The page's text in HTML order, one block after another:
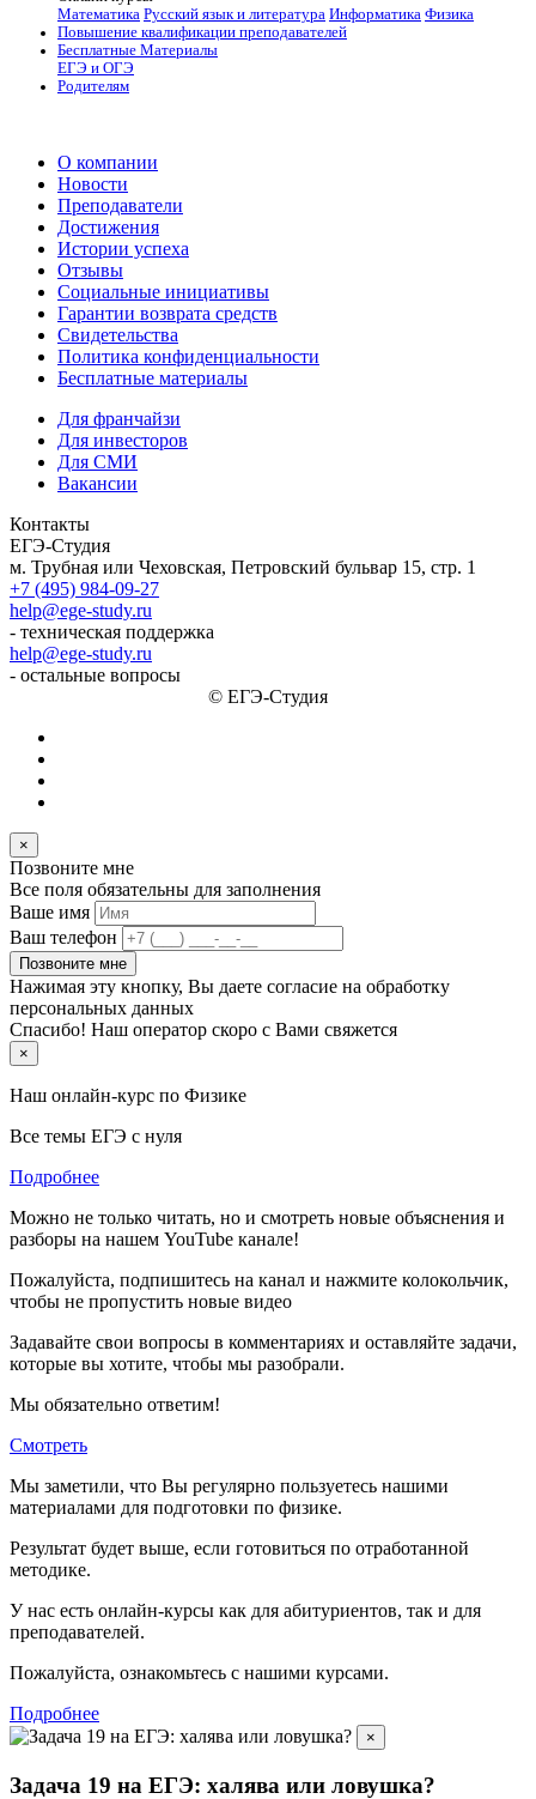
Математика Русский язык и литература Информатика Физика
Повышение квалификации преподавателей
Бесплатные Материалы
ЕГЭ и ОГЭ
Родителям
О компании
Новости
Преподаватели
Достижения
Истории успеха
Отзывы
Социальные инициативы
Гарантии возврата средств
Свидетельства
Политика конфиденциальности
Бесплатные материалы
Для франчайзи
Для инвесторов
Для СМИ
Вакансии
Контакты
ЕГЭ-Студия
м. Трубная или Чеховская, Петровский бульвар 15, стр. 1
+7 (495) 984-09-27
help@ege-study.ru
- техническая поддержка
help@ege-study.ru
- остальные вопросы
© ЕГЭ-Студия
×
Позвоните мне
Все поля обязательны для заполнения
Ваше имя
Ваш телефон
Позвоните мне
Нажимая эту кнопку, Вы даете согласие на обработку
персональных данных
Спасибо! Наш оператор скоро с Вами свяжется
×
Наш онлайн-курс по Физике
Все темы ЕГЭ с нуля
Подробнее
Можно не только читать, но и смотреть новые объяснения и
разборы на нашем YouTube канале!
Пожалуйста, подпишитесь на канал и нажмите колокольчик,
чтобы не пропустить новые видео
Задавайте свои вопросы в комментариях и оставляйте задачи,
которые вы хотите, чтобы мы разобрали.
Мы обязательно ответим!
Смотреть
Мы заметили, что Вы регулярно пользуетесь нашими
материалами для подготовки по физике.
Результат будет выше, если готовиться по отработанной
методике.
У нас есть онлайн-курсы как для абитуриентов, так и для
преподавателей.
Пожалуйста, ознакомьтесь с нашими курсами.
Подробнее
×
Задача 19 на ЕГЭ: халява или ловушка?